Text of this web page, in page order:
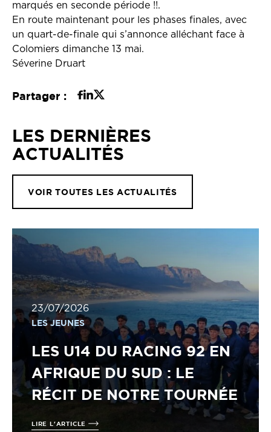
marqués en seconde période !!.
En route maintenant pour les phases finales, avec
un quart-de-finale qui s’annonce alléchant face à
Colomiers dimanche 13 mai.
Séverine Druart
Partager :
LES DERNIÈRES
ACTUALITÉS
VOIR TOUTES LES ACTUALITÉS
23/07/2026
LES JEUNES
LES U14 DU RACING 92 EN
AFRIQUE DU SUD : LE
RÉCIT DE NOTRE TOURNÉE
LIRE L'ARTICLE